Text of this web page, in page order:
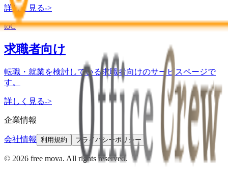
詳しく見る->
toC
求職者向け
転職・就業を検討している求職者向けのサービスページで
す。
詳しく見る->
企業情報
会社情報 利用規約 プライバシーポリシー
© 2026 free mova. All rights reserved.